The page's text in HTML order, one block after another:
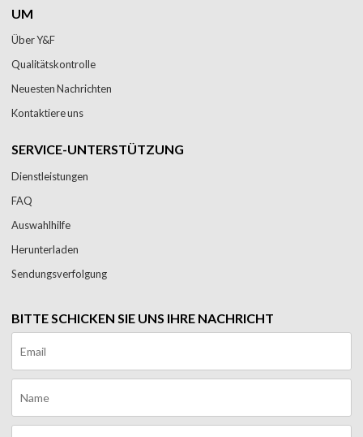
UM
Über Y&F
Qualitätskontrolle
Neuesten Nachrichten
Kontaktiere uns
SERVICE-UNTERSTÜTZUNG
Dienstleistungen
FAQ
Auswahlhilfe
Herunterladen
Sendungsverfolgung
BITTE SCHICKEN SIE UNS IHRE NACHRICHT